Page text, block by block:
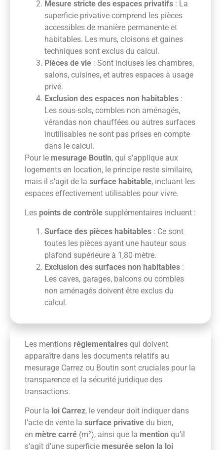
Mesure stricte des espaces privatifs : La
superficie privative comprend les pièces
accessibles de manière permanente et
habitables. Les murs, cloisons et gaines
techniques sont exclus du calcul.
Pièces de vie : Sont incluses les chambres,
salons, cuisines, et autres espaces à usage
privé.
Exclusion des espaces non habitables :
Les sous-sols, combles non aménagés,
vérandas non chauffées ou autres surfaces
inutilisables ne sont pas prises en compte
dans le calcul.
Pour le mesurage Boutin, qui s’applique aux
logements en location, le principe reste similaire,
mais il s’agit de la surface habitable, incluant les
espaces effectivement utilisables pour vivre.
Les points de contrôle supplémentaires incluent :
Surface des pièces habitables : Ce sont
toutes les pièces ayant une hauteur sous
plafond supérieure à 1,80 mètre.
Exclusion des surfaces non habitables :
Les caves, garages, balcons ou combles
non aménagés doivent être exclus du
calcul.
Les mentions réglementaires qui doivent
apparaître dans les documents relatifs au
mesurage Carrez ou Boutin sont cruciales pour la
transparence et la sécurité juridique des
transactions.
Pour la loi Carrez, le vendeur doit indiquer dans
l’acte de vente la surface privative du bien,
en mètre carré (m²), ainsi que la mention qu’il
s’agit d’une superficie mesurée selon la loi